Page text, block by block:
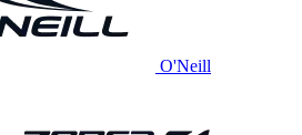
O'Neill